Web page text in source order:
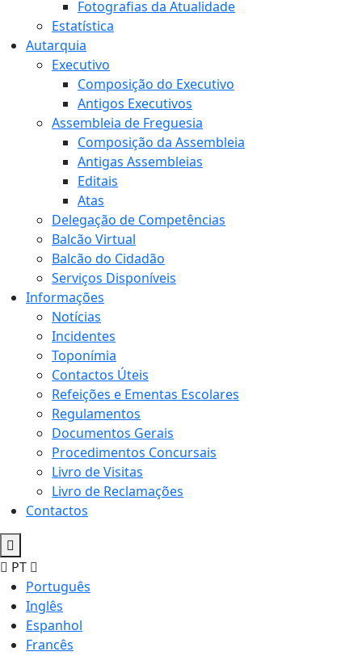
Fotografias da Atualidade
Estatística
Autarquia
Executivo
Composição do Executivo
Antigos Executivos
Assembleia de Freguesia
Composição da Assembleia
Antigas Assembleias
Editais
Atas
Delegação de Competências
Balcão Virtual
Balcão do Cidadão
Serviços Disponíveis
Informações
Notícias
Incidentes
Toponímia
Contactos Úteis
Refeições e Ementas Escolares
Regulamentos
Documentos Gerais
Procedimentos Concursais
Livro de Visitas
Livro de Reclamações
Contactos
PT
Português
Inglês
Espanhol
Francês